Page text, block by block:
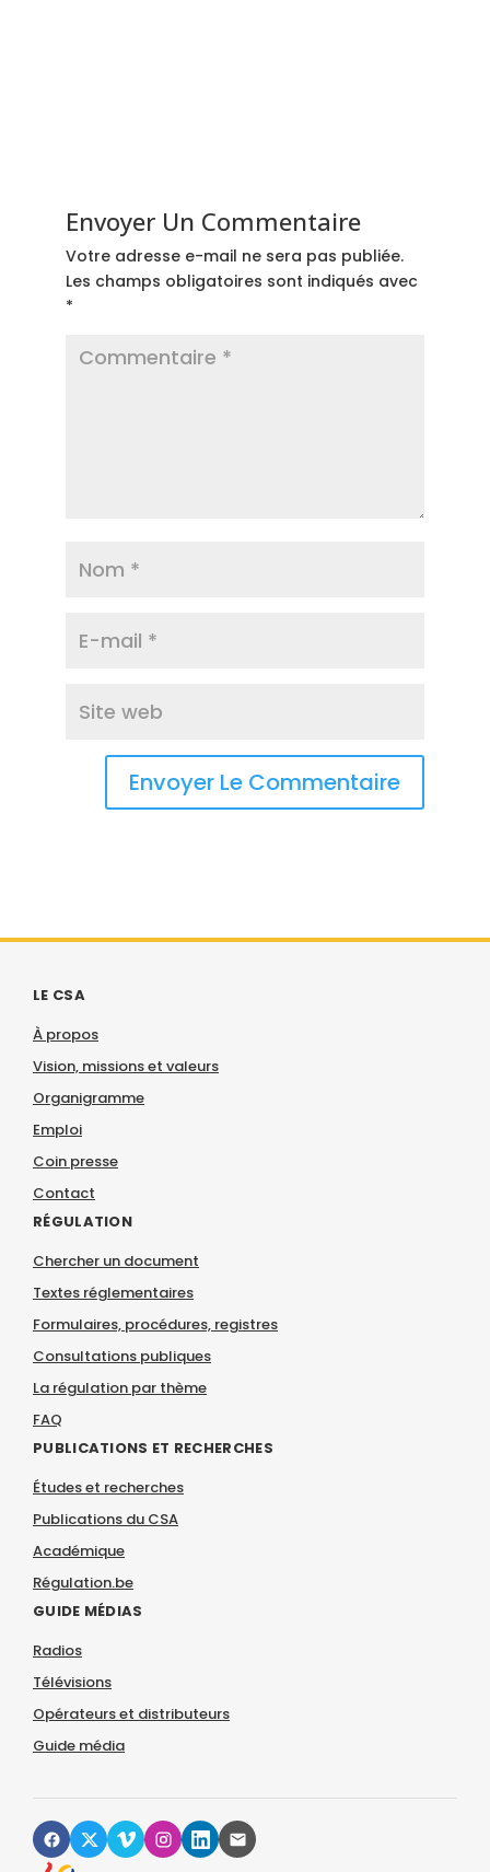
Envoyer Un Commentaire
Votre adresse e-mail ne sera pas publiée.
Les champs obligatoires sont indiqués avec
*
LE CSA
À propos
Vision, missions et valeurs
Organigramme
Emploi
Coin presse
Contact
RÉGULATION
Chercher un document
Textes réglementaires
Formulaires, procédures, registres
Consultations publiques
La régulation par thème
FAQ
PUBLICATIONS ET RECHERCHES
Études et recherches
Publications du CSA
Académique
Régulation.be
GUIDE MÉDIAS
Radios
Télévisions
Opérateurs et distributeurs
Guide média